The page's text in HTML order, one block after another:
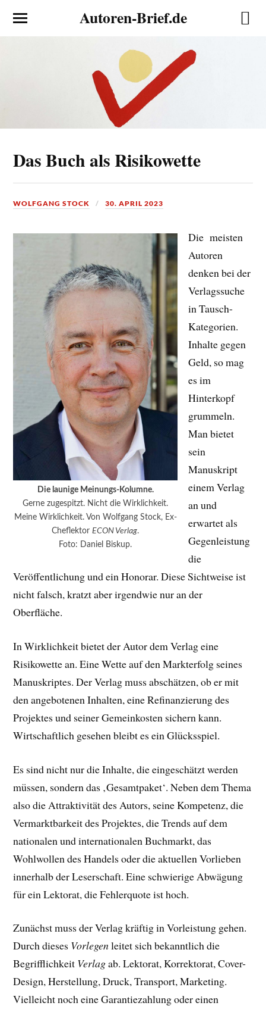
Autoren-Brief.de
Das Buch als Risikowette
WOLFGANG STOCK 30. APRIL 2023
Die launige Meinungs-Kolumne.
Gerne zugespitzt. Nicht die Wirklichkeit.
Meine Wirklichkeit. Von Wolfgang Stock, Ex-
CheflektorECON Verlag.
Foto: Daniel Biskup.
Die meisten
Autoren
denken bei der
Verlagssuche
in Tausch-
Kategorien.
Inhalte gegen
Geld, so mag
es im
Hinterkopf
grummeln.
Man bietet
sein
Manuskript
einem Verlag
an und
erwartet als
Gegenleistung
die
Veröffentlichung und ein Honorar. Diese Sichtweise ist
nicht falsch, kratzt aber irgendwie nur an der
Oberfläche.
In Wirklichkeit bietet der Autor dem Verlag eine
Risikowette an. Eine Wette auf den Markterfolg seines
Manuskriptes. Der Verlag muss abschätzen, ob er mit
den angebotenen Inhalten, eine Refinanzierung des
Projektes und seiner Gemeinkosten sichern kann.
Wirtschaftlich gesehen bleibt es ein Glücksspiel.
Es sind nicht nur die Inhalte, die eingeschätzt werden
müssen, sondern das ‚Gesamtpaket‘. Neben dem Thema
also die Attraktivität des Autors, seine Kompetenz, die
Vermarktbarkeit des Projektes, die Trends auf dem
nationalen und internationalen Buchmarkt, das
Wohlwollen des Handels oder die aktuellen Vorlieben
innerhalb der Leserschaft. Eine schwierige Abwägung
für ein Lektorat, die Fehlerquote ist hoch.
Zunächst muss der Verlag kräftig in Vorleistung gehen.
Durch dieses Vorlegenleitet sich bekanntlich die
Begrifflichkeit Verlagab. Lektorat, Korrektorat, Cover-
Design, Herstellung, Druck, Transport, Marketing.
Vielleicht noch eine Garantiezahlung oder einen